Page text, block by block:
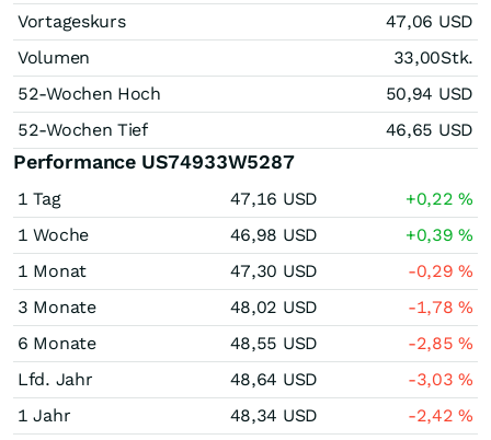
Vortageskurs
47,06 USD
Volumen
33,00Stk.
52-Wochen Hoch
50,94 USD
52-Wochen Tief
46,65 USD
Performance US74933W5287
1 Tag 47,16 USD +0,22%
1 Woche
46,98 USD +0,39%
1 Monat
47,30 USD -0,29%
3 Monate
48,02 USD -1,78%
6 Monate
48,55 USD -2,85%
Lfd. Jahr
48,64 USD -3,03%
1 Jahr
48,34 USD -2,42%